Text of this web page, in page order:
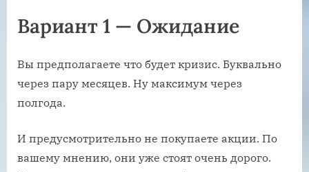
Вариант 1 — Ожидание
Вы предполагаете что будет кризис. Буквально
через пару месяцев. Ну максимум через
полгода.
И предусмотрительно не покупаете акции. По
вашему мнению, они уже стоят очень дорого.